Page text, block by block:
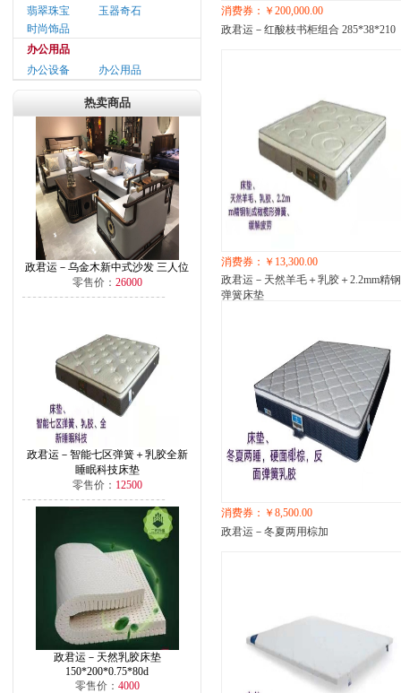
翡翠珠宝
玉器奇石
时尚饰品
办公用品
办公设备
办公用品
热卖商品
政君运－乌金木新中式沙发 三人位
零售价： 26000
政君运－智能七区弹簧＋乳胶全新
睡眠科技床垫
零售价： 12500
政君运－天然乳胶床垫
150*200*0.75*80d
零售价： 4000
消费券：￥200,000.00
政君运－红酸枝书柜组合 285*38*210
消费券：￥13,300.00
政君运－天然羊毛＋乳胶＋2.2mm精
弹簧床垫
消费券：￥8,500.00
政君运－冬夏两用棕加